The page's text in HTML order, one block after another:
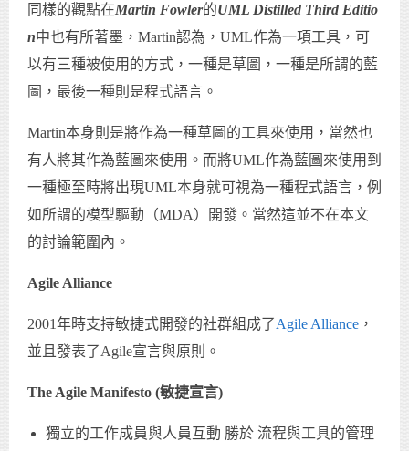
同樣的觀點在Martin Fowler的UML Distilled Third Editio
n中也有所著墨，Martin認為，UML作為一項工具，可
以有三種被使用的方式，一種是草圖，一種是所謂的藍
圖，最後一種則是程式語言。
Martin本身則是將作為一種草圖的工具來使用，當然也
有人將其作為藍圖來使用。而將UML作為藍圖來使用到
一種極至時將出現UML本身就可視為一種程式語言，例
如所謂的模型驅動（MDA）開發。當然這並不在本文
的討論範圍內。
Agile Alliance
2001年時支持敏捷式開發的社群組成了Agile Alliance ，
並且發表了Agile宣言與原則。
The Agile Manifesto (敏捷宣言)
獨立的工作成員與人員互動 勝於 流程與工具的管理